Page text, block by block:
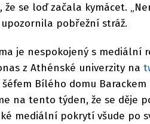
se loď začala kymácet.
upozornila pobřežní stráž.
je nespokojený s mediální
z Athénské univerzity na
Bílého domu Barackem
na tento týden, že se děje
mediální pokrytí všude po